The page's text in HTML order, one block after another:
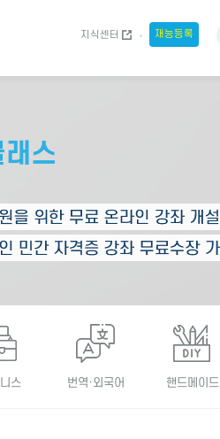
지식센터 재능등록
스 번역·외국어 핸드메이드